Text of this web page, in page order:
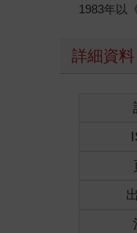
1983年以
詳細資料